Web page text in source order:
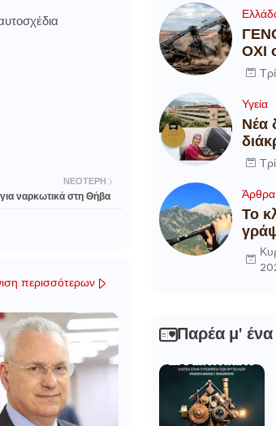
ΝΕΌΤΕΡΗ
ναρκωτικά στη Θήβα
περισσότερων
ΟΧΙ
Υγεία
Νέα
Άρθρα
Το
Παρέα μ' ένα